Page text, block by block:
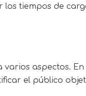
tiempos de
aspectos.
el público